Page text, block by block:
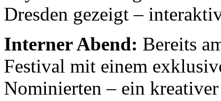
Dresden gezeigt –
Interner Abend: Bereits
Festival mit einem
Nominierten – ein